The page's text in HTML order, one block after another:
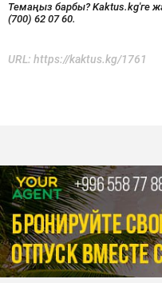
Темаңыз барбы? Kaktus.kg'ге
(700) 62 07 60.
URL: https://kaktus.kg/1761